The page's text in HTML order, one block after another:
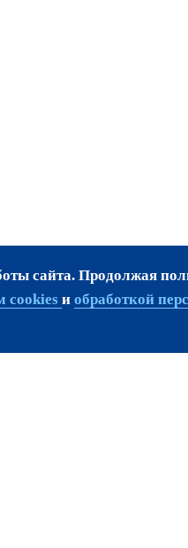
сайта. Продолжая
cookies и обработкой